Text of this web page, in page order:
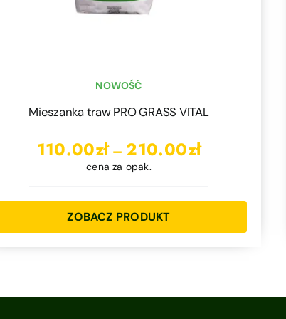
NOWOŚĆ
Mieszanka traw PRO GRASS VITAL
110.00zł – 210.00złZakres
110.00zł
210.00zł
cena za opak.
ZOBACZ PRODUKT